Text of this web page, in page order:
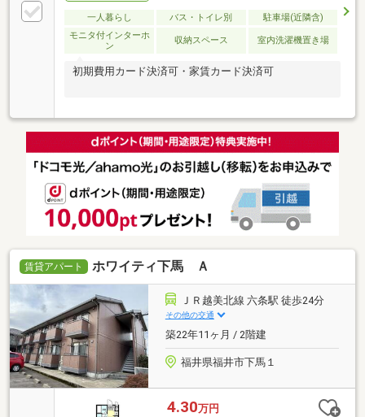
一人暮らし バス・トイレ別
駐車場(近隣含)
モニタ付インターホ
ン
収納スペース 室内洗濯機置き場
初期費用カード決済可・家賃カード決済可
賃貸アパート ホワイティ下馬 Ａ
ＪＲ越美北線 六条駅 徒歩24分
その他の交通
築22年11ヶ月 / 2階建
福井県福井市下馬１
4.30万円